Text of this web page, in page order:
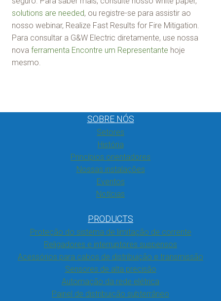
solutions are needed, ou registre-se para assistir ao
nosso webinar, Realize Fast Results for Fire Mitigation.
Para consultar a G&W Electric diretamente, use nossa
nova ferramenta Encontre um Representante hoje
mesmo.
SOBRE NÓS
Setores
História
Princípios orientadores
Nossas instalações
Eventos
Notícias
PRODUCTS
Proteção do sistema de limitação de corrente
Religadores e interruptores suspensos
Acessórios para cabos de distribuição e transmissão
Sensores de alta precisão
Automação da rede elétrica
Painel de distribuição subterrâneo